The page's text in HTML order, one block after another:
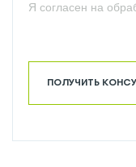
Я согласен на
ПОЛУЧИТЬ